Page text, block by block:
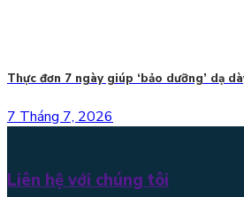
Thực đơn 7 ngày giúp ‘bảo dưỡng’ dạ
7 Tháng 7, 2026
Liên hệ với chúng tôi